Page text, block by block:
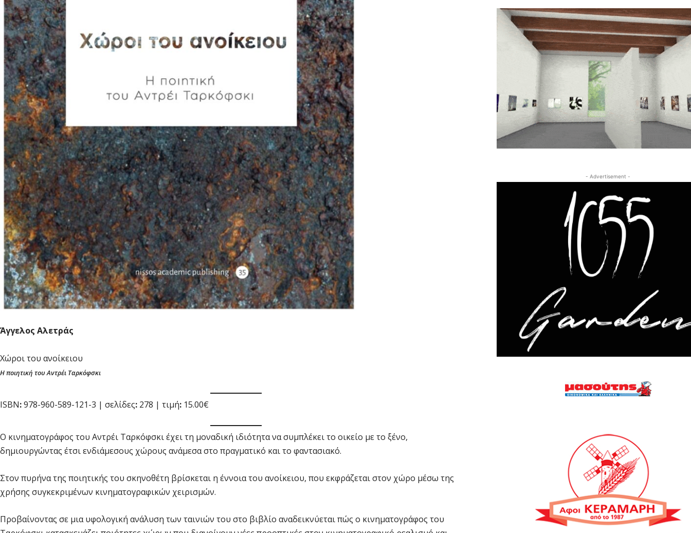
Άγγελος Αλετράς
Χώροι του ανοίκειου
Η ποιητική του Αντρέι Ταρκόφσκι
ISBN:978-960-589-121-3 | σελίδες: 278 | τιμή: 15.00€
Ο κινηματογράφος του Αντρέι Ταρκόφσκι έχει τη μοναδική ιδιότητα να συμπλέκει το οικείο με το ξένο,
δημιουργώντας έτσι ενδιάμεσους χώρους ανάμεσα στο πραγματικό και το φαντασιακό.
Στον πυρήνα της ποιητικής του σκηνοθέτη βρίσκεται η έννοια του ανοίκειου, που εκφράζεται στον χώρο μέσω της
χρήσης συγκεκριμένων κινηματογραφικών χειρισμών.
Προβαίνοντας σε μια υφολογική ανάλυση των ταινιών του στο βιβλίο αναδεικνύεται πώς ο κινηματογράφος του
- Advertisement -